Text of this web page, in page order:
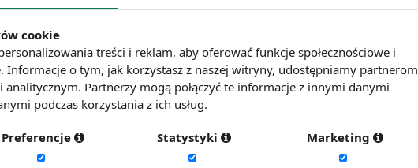
więcej wiadomości
cookie
treści i reklam, aby oferować funkcje społecznościowe i
Informacje o tym, jak korzystasz z naszej witryny, udostępniamy partnerom
Partnerzy mogą połączyć te informacje z innymi danymi
podczas korzystania z ich usług.
Preferencje Statystyki Marketing